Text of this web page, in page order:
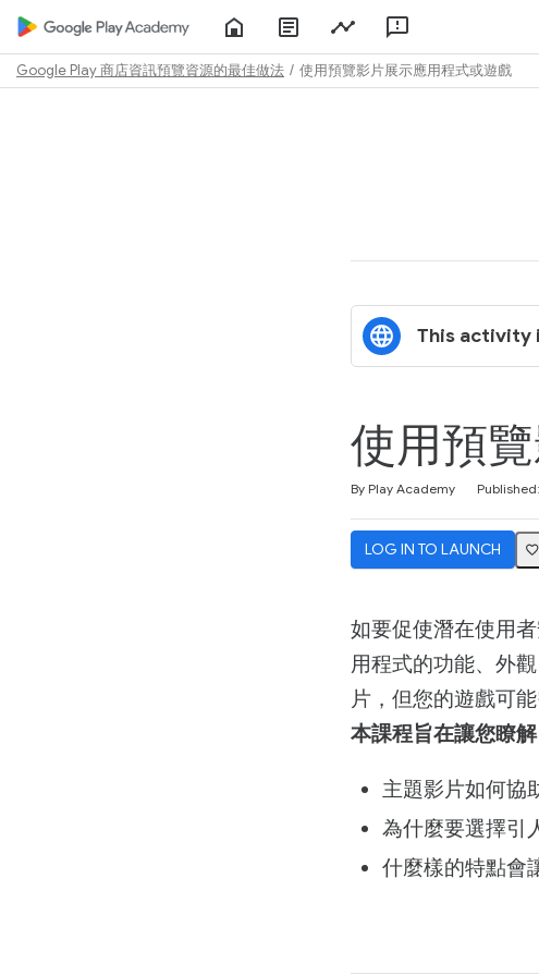
Play
Academy
Console
Google Play 商店資訊預覽資源的最佳做法 使用預覽影片展示應用程式或遊戲
This activity
使用預
By Play Academy
LOG IN TO LAUNCH
如要促使潛在使用
用程式的功能、外
片，但您的遊戲可
本課程旨在讓您瞭解
主題影片如何協
為什麼要選擇引
什麼樣的特點會